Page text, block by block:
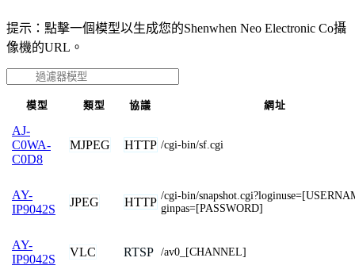
提示：點擊一個模型以生成您的Shenwhen Neo Electronic Co攝
像機的URL。
模型 類型 協議 網址
AJ-
C0WA-
C0D8
MJPEG HTTP /cgi-bin/sf.cgi
AY-
IP9042S
JPEG HTTP /cgi-bin/
ginpas=[PASSWORD]
AY-
IP9042S
VLC RTSP /av0_[CHANNEL]